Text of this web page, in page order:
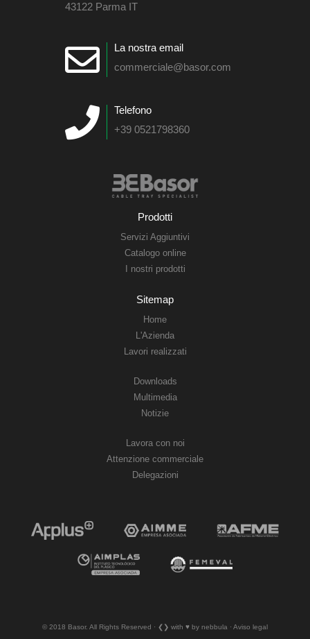
43122 Parma IT
La nostra email
commerciale@basor.com
Telefono
+39 0521798360
Prodotti
Servizi Aggiuntivi
Catalogo online
I nostri prodotti
Sitemap
Home
L'Azienda
Lavori realizzati
Downloads
Multimedia
Notizie
Lavora con noi
Attenzione commerciale
Delegazioni
© 2018 Basor. All Rights Reserved · ❮❯ with ♥︎ by nebbula · Aviso legal